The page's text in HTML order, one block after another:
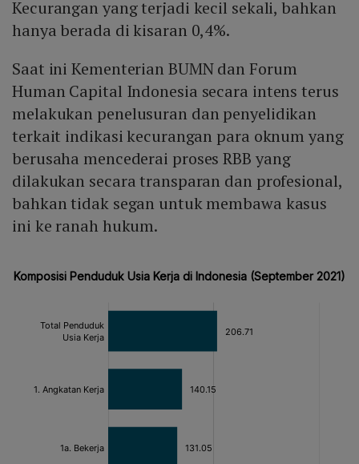
Kecurangan yang terjadi kecil sekali, bahkan
hanya berada di kisaran 0,4%.
Saat ini Kementerian BUMN dan Forum
Human Capital Indonesia secara intens terus
melakukan penelusuran dan penyelidikan
terkait indikasi kecurangan para oknum yang
berusaha mencederai proses RBB yang
dilakukan secara transparan dan profesional,
bahkan tidak segan untuk membawa kasus
ini ke ranah hukum.